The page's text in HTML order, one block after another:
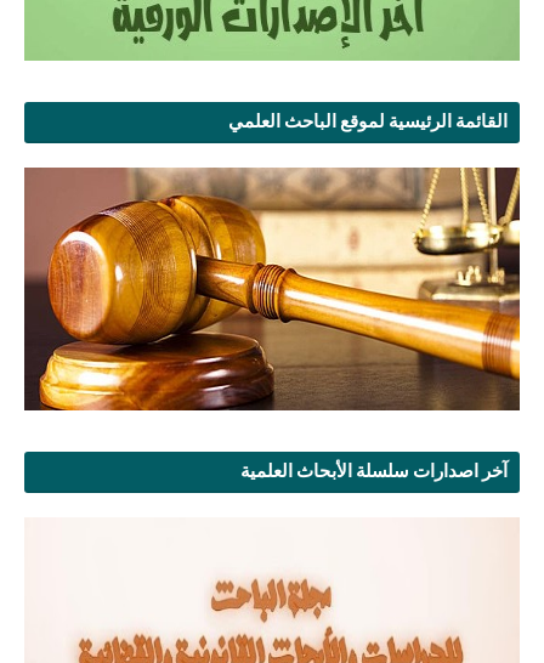
القائمة الرئيسية لموقع الباحث العلمي
آخر اصدارات سلسلة الأبحاث العلمية